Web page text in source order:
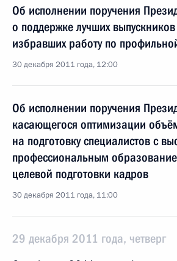
Об исполнении поручения
о поддержке лучших выпускников
избравших работу по
30 декабря 2011 года, 12:00
Об исполнении поручения
касающегося оптимизации
на подготовку специалистов с
профессиональным
целевой подготовки кадров
30 декабря 2011 года, 11:00
29 декабря 2011 года, четверг